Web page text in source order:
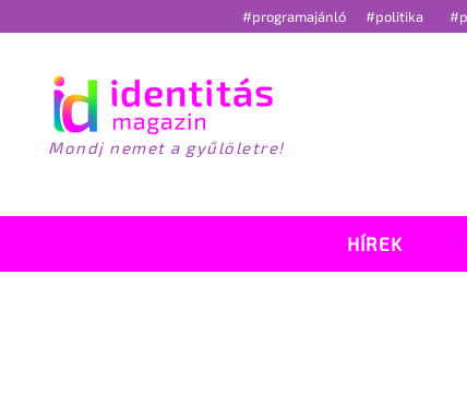
#programajánló #politika
Mondj nemet a gyűlöletre!
HÍREK